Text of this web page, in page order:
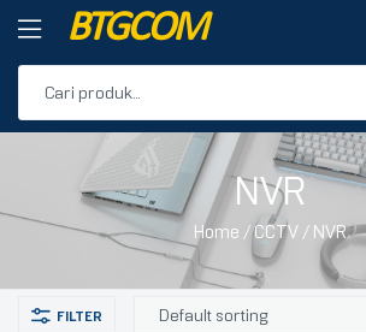
BTGCOM
PROMO
PRODUK UNGGULAN
PRODUK TERBARU
NVR
Home /CCTV/ NVR